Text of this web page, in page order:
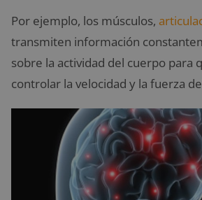
Por ejemplo, los músculos,
transmiten información
sobre la actividad del cuerpo para
controlar la velocidad y la fuerza